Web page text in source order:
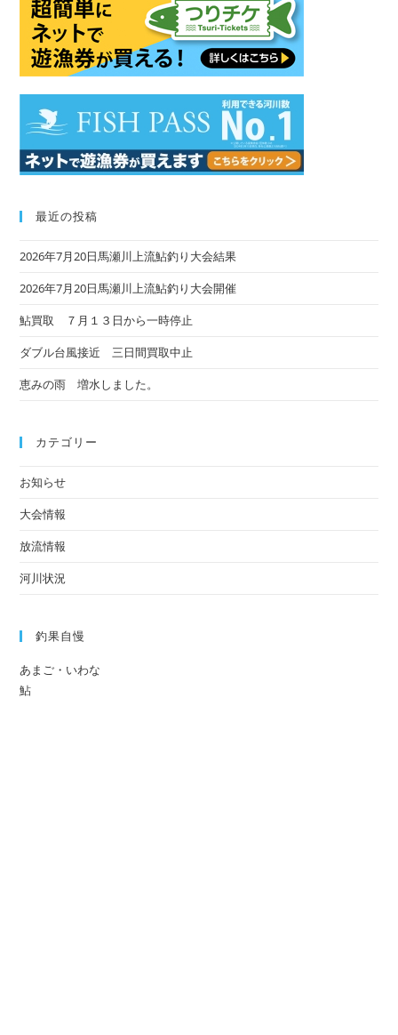
最近の投稿
2026年7月20日馬瀬川上流鮎釣り大会結果
2026年7月20日馬瀬川上流鮎釣り大会開催
鮎買取 ７月１３日から一時停止
ダブル台風接近 三日間買取中止
恵みの雨 増水しました。
カテゴリー
お知らせ
大会情報
放流情報
河川状況
釣果自慢
あまご・いわな
鮎